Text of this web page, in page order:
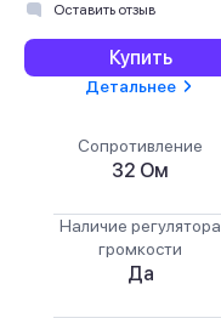
Оставить отзыв
Купить
Детальнее
Сопротивление
32 Ом
Наличие регулятора
громкости
Да